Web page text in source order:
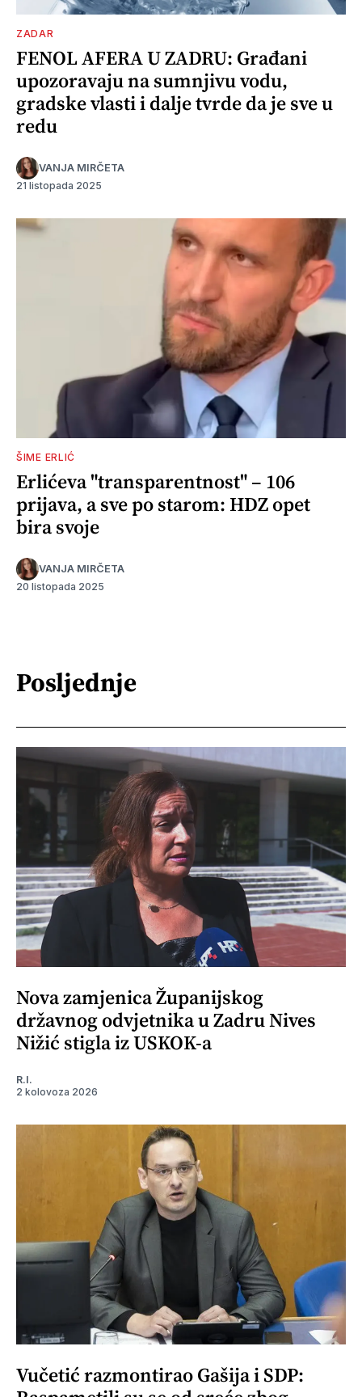
ZADAR
FENOL AFERA U ZADRU: Građani
upozoravaju na sumnjivu vodu,
gradske vlasti i dalje tvrde da je sve u
redu
VANJA MIRČETA
21 listopada 2025
ŠIME ERLIĆ
Erlićeva "transparentnost" – 106
prijava, a sve po starom: HDZ opet
bira svoje
VANJA MIRČETA
20 listopada 2025
Posljednje
Nova zamjenica Županijskog
državnog odvjetnika u Zadru Nives
Nižić stigla iz USKOK-a
R.I.
2 kolovoza 2026
Vučetić razmontirao Gašija i SDP: